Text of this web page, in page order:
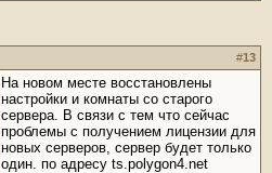
#13
На новом месте восстановлены
настройки и комнаты со старого
сервера. В связи с тем что сейчас
проблемы с получением лицензии для
новых серверов, сервер будет только
один. по адресу ts.polygon4.net